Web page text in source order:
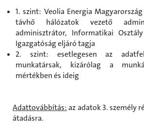
1. szint: Veolia Energia
távhő hálózatok vezető
adminisztrátor, Informatikai
Igazgatóság eljáró tagja
2. szint: esetlegesen az
munkatársak, kizárólag a
mértékben és ideig
Adattovábbítás:az adatok 3. személy
átadásra.